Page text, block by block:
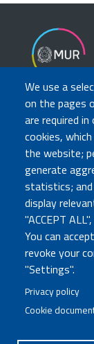
We use a
on the pages
are required
cookies,
the website;
generate
statistics; and
display
"ACCEPT
You can
revoke your
"Settings".
Privacy policy
Cookie
Atti di notifica
Albo online
Concorsi
COMUNICA
Urp
Posta
Sedi e contatti